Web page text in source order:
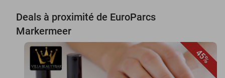
Deals à proximité de EuroParcs
Markermeer
45%